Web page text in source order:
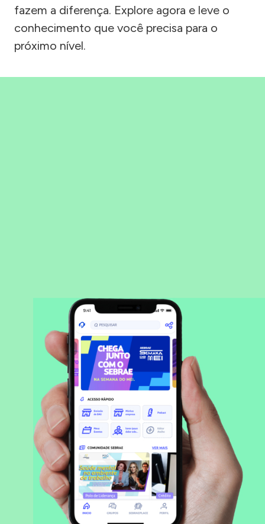
fazem a diferença. Explore agora e leve o
conhecimento que você precisa para o
próximo nível.